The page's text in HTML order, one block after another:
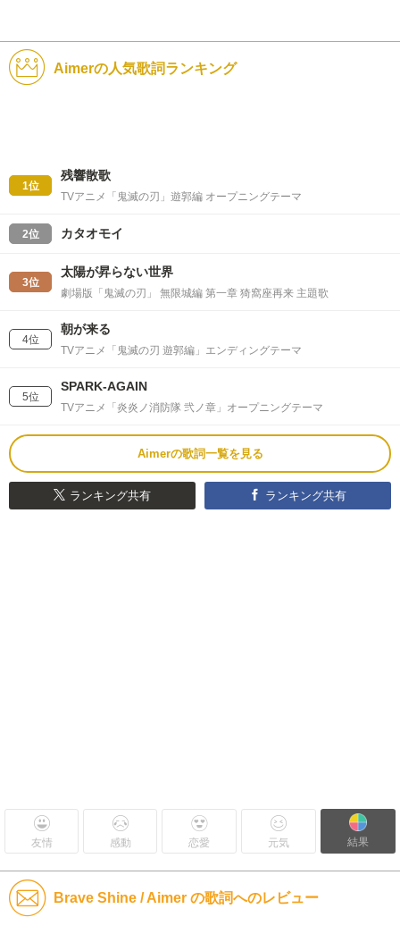
Aimerの人気歌詞ランキング
1位
残響散歌
TVアニメ「鬼滅の刃」遊郭編 オープニングテーマ
2位 カタオモイ
3位
太陽が昇らない世界
劇場版「鬼滅の刃」 無限城編 第一章 猗窩座再来 主題歌
4位
朝が来る
TVアニメ「鬼滅の刃 遊郭編」エンディングテーマ
5位
SPARK-AGAIN
TVアニメ「炎炎ノ消防隊 弐ノ章」オープニングテーマ
Aimerの歌詞一覧を見る
ランキング共有 ランキング共有
友情 感動 恋愛 元気 結果
Brave Shine / Aimer の歌詞へのレビュー